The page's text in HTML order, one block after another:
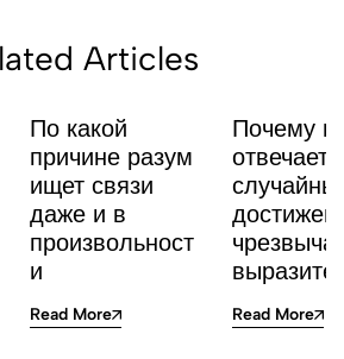
Articles
По какой
причине разум
ищет связи
даже и в
произвольност
и
Read More
Почему
отвечает
Read More